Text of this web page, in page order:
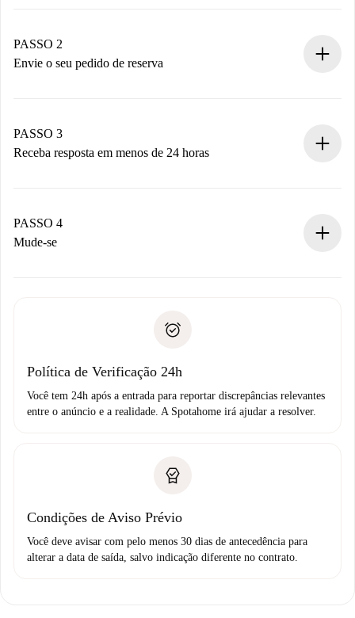
Você tem todas as informações necessárias
antecipadamente.
PASSO 2
Envie o seu pedido de reserva
Não cobramos nada até que o proprietário confirme.
PASSO 3
Receba resposta em menos de 24 horas
proprietário.
Se recusada: não cobraremos nada e ofereceremos
Débito direto bancário
PASSO 4
Mude-se
não comunicar nenhum problema.
Política de Verificação 24h
Você tem 24h após a entrada para reportar discrepâncias relevantes
entre o anúncio e a realidade. A Spotahome irá ajudar a resolver.
Condições de Aviso Prévio
Você deve avisar com pelo menos 30 dias de antecedência para
alterar a data de saída, salvo indicação diferente no contrato.